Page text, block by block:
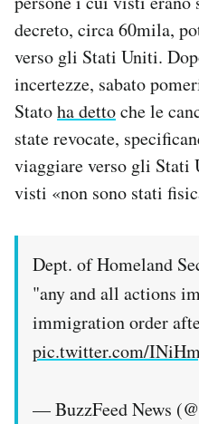
decreto, circa 60mila,
verso gli Stati Uniti.
incertezze, sabato
Statoha dettoche le
state revocate,
viaggiare verso gli Stati
visti «non sono stati
Dept. of Homeland
"any and all actions
immigration order
pic.twitter.com/
— BuzzFeed News